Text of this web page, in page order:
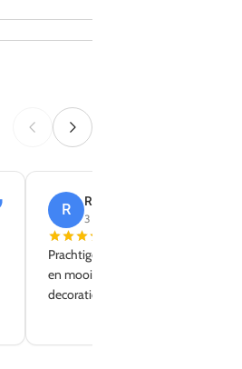
R Rick de Koning
3 reviews
Prachtige winkel en goede service.
en mooi aanbod. Zeker weer terug
decoratie en meubilair!